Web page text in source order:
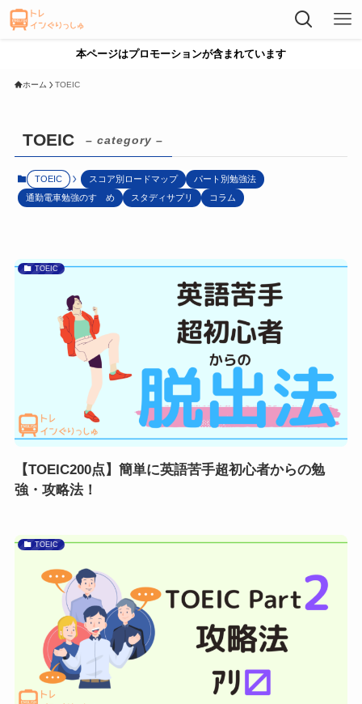
本ページはプロモーションが含まれています
ホーム TOEIC
TOEIC – category –
TOEIC スコア別ロードマップ
パート別勉強法
通勤電車勉強のすゝめ
スタディサプリ コラム
TOEIC
【TOEIC200点】簡単に英語苦手超初心者からの勉
強・攻略法！
TOEIC